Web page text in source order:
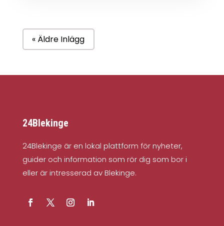
« Äldre Inlägg
24Blekinge
24Blekinge är en lokal plattform för nyheter,
guider och information som rör dig som bor i
eller är intresserad av Blekinge.